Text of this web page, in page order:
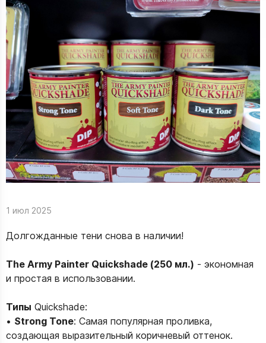
1 июл 2025
Долгожданные тени снова в наличии!
The Army Painter Quickshade (250 мл.) - экономная
и простая в использовании.
Типы Quickshade:
• Strong Tone: Самая популярная проливка,
создающая выразительный коричневый оттенок.